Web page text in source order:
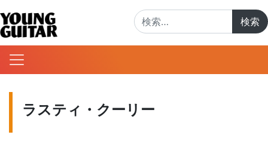
ラスティ・クーリー